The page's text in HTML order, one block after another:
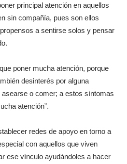
principal atención en aquellos
sin compañía, pues son ellos
a sentirse solos y pensar
poner mucha atención, porque
desinterés por alguna
o comer; a estos síntomas
atención”.
redes de apoyo en torno a
con aquellos que viven
ese vínculo ayudándoles a hacer